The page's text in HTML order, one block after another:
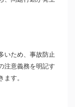
いため、事故防止
注意義務を明記す
す。